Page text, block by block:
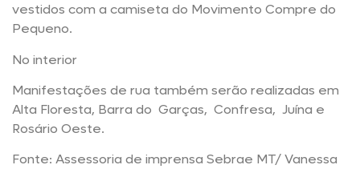
vestidos com a camiseta do Movimento Compre do
Pequeno.
No interior
Manifestações de rua também serão realizadas em
Alta Floresta, Barra do Garças, Confresa, Juína e
Rosário Oeste.
Fonte: Assessoria de imprensa Sebrae MT/ Vanessa